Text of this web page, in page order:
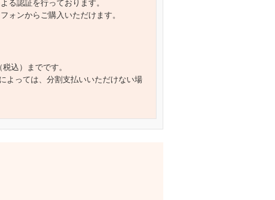
る認証を行っております。
ォンからご購入いただけます。
込）までです。
よっては、分割支払いいただけない場